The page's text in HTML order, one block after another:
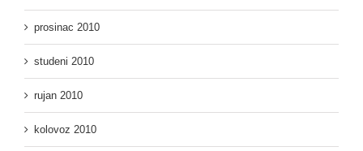
prosinac 2010
studeni 2010
rujan 2010
kolovoz 2010